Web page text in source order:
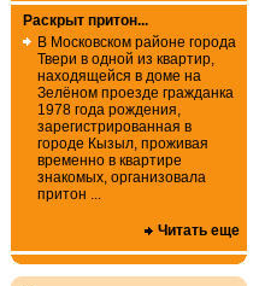
Раскрыт притон...
В Московском районе города
Твери в одной из квартир,
находящейся в доме на
Зелёном проезде гражданка
1978 года рождения,
зарегистрированная в
городе Кызыл, проживая
временно в квартире
знакомых, организовала
притон ...
Читать еще